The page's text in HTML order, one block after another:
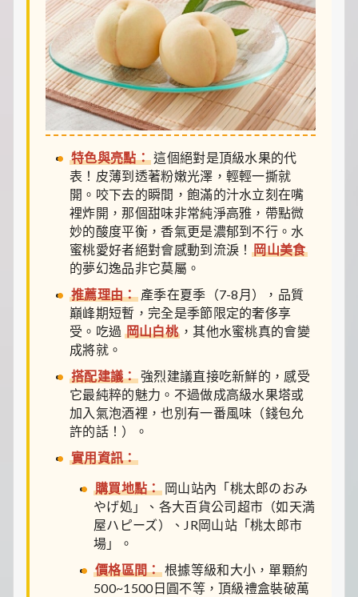
特色與亮點：這個絕對是頂級水果的代
表！皮薄到透著粉嫩光澤，輕輕一撕就
開。咬下去的瞬間，飽滿的汁水立刻在嘴
裡炸開，那個甜味非常純淨高雅，帶點微
妙的酸度平衡，香氣更是濃郁到不行。水
蜜桃愛好者絕對會感動到流淚！岡山美食
的夢幻逸品非它莫屬。
推薦理由：產季在夏季（7-8月），品質
巔峰期短暫，完全是季節限定的奢侈享
受。吃過 岡山白桃，其他水蜜桃真的會變
成將就。
搭配建議：強烈建議直接吃新鮮的，感受
它最純粹的魅力。不過做成高級水果塔或
加入氣泡酒裡，也別有一番風味（錢包允
許的話！）。
實用資訊：
購買地點：岡山站內「桃太郎のおみ
やげ処」、各大百貨公司超市（如天満
屋ハピーズ）、JR岡山站「桃太郎市
場」。
價格區間：根據等級和大小，單顆約
500~1500日圓不等，頂級禮盒裝破萬